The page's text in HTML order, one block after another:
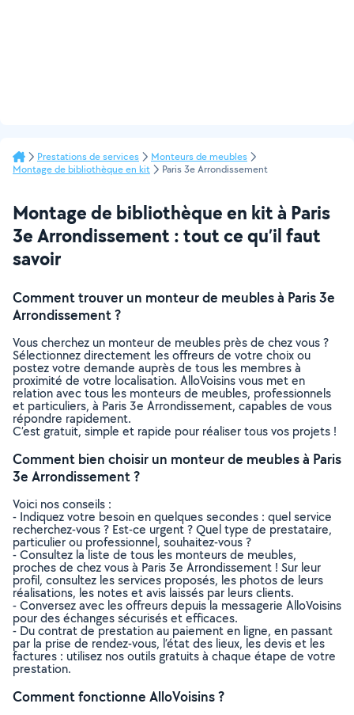
Prestations de services
Monteurs de meubles
Montage de bibliothèque en kit
Paris 3e Arrondissement
Montage de bibliothèque en kit à Paris
3e Arrondissement : tout ce qu’il faut
savoir
Comment trouver un monteur de meubles à Paris 3e
Arrondissement ?
Vous cherchez un monteur de meubles près de chez vous ?
Sélectionnez directement les offreurs de votre choix ou
postez votre demande auprès de tous les membres à
proximité de votre localisation. AlloVoisins vous met en
relation avec tous les monteurs de meubles, professionnels
et particuliers, à Paris 3e Arrondissement, capables de vous
répondre rapidement.
C’est gratuit, simple et rapide pour réaliser tous vos projets !
Comment bien choisir un monteur de meubles à Paris
3e Arrondissement ?
Voici nos conseils :
- Indiquez votre besoin en quelques secondes : quel service
recherchez-vous ? Est-ce urgent ? Quel type de prestataire,
particulier ou professionnel, souhaitez-vous ?
- Consultez la liste de tous les monteurs de meubles,
proches de chez vous à Paris 3e Arrondissement ! Sur leur
profil, consultez les services proposés, les photos de leurs
réalisations, les notes et avis laissés par leurs clients.
- Conversez avec les offreurs depuis la messagerie AlloVoisins
pour des échanges sécurisés et efficaces.
- Du contrat de prestation au paiement en ligne, en passant
par la prise de rendez-vous, l’état des lieux, les devis et les
factures : utilisez nos outils gratuits à chaque étape de votre
prestation.
Comment fonctionne AlloVoisins ?